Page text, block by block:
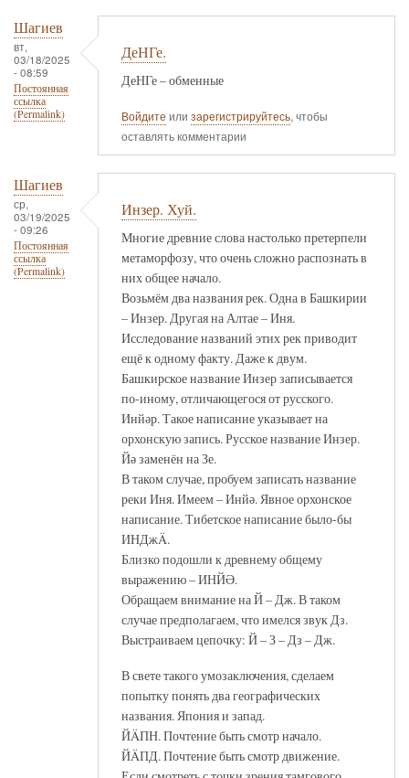
Шагиев
вт,
03/18/2025
- 08:59
Постоянная
ссылка
(Permalink)
ДеНГе.
ДеНГе – обменные
Войдите или зарегистрируйтесь, чтобы
оставлять комментарии
Шагиев
ср,
03/19/2025
- 09:26
Постоянная
ссылка
(Permalink)
Инзер. Хуй.
Многие древние слова настолько претерпели
метаморфозу, что очень сложно распознать в
них общее начало.
Возьмём два названия рек. Одна в Башкирии
– Инзер. Другая на Алтае – Иня.
Исследование названий этих рек приводит
ещё к одному факту. Даже к двум.
Башкирское название Инзер записывается
по-иному, отличающегося от русского.
Инйәр. Такое написание указывает на
орхонскую запись. Русское название Инзер.
Йә заменён на Зе.
В таком случае, пробуем записать название
реки Иня. Имеем – Инйә. Явное орхонское
написание. Тибетское написание было-бы
ИНДжÄ.
Близко подошли к древнему общему
выражению – ИНЙӘ.
Обращаем внимание на Й – Дж. В таком
случае предполагаем, что имелся звук Дз.
Выстраиваем цепочку: Й – З – Дз – Дж.
В свете такого умозаключения, сделаем
попытку понять два географических
названия. Япония и запад.
ЙÄПН. Почтение быть смотр начало.
ЙÄПД. Почтение быть смотр движение.